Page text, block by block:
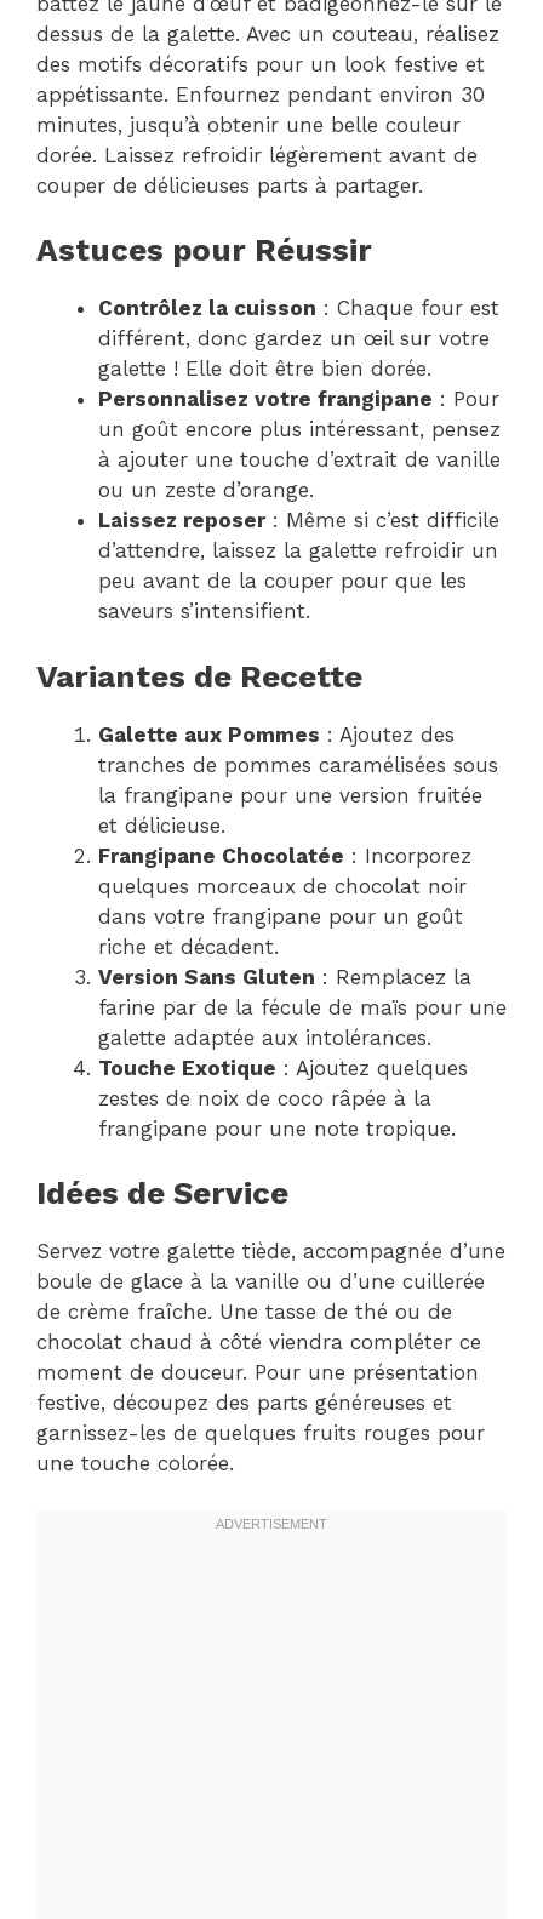
dessus de la galette. Avec un couteau, réalisez
des motifs décoratifs pour un look festive et
appétissante. Enfournez pendant environ 30
minutes, jusqu’à obtenir une belle couleur
dorée. Laissez refroidir légèrement avant de
couper de délicieuses parts à partager.
Astuces pour Réussir
Contrôlez la cuisson : Chaque four est
différent, donc gardez un œil sur votre
galette ! Elle doit être bien dorée.
Personnalisez votre frangipane : Pour
un goût encore plus intéressant, pensez
à ajouter une touche d’extrait de vanille
ou un zeste d’orange.
Laissez reposer: Même si c’est difficile
d’attendre, laissez la galette refroidir un
peu avant de la couper pour que les
saveurs s’intensifient.
Variantes de Recette
Galette aux Pommes : Ajoutez des
tranches de pommes caramélisées sous
la frangipane pour une version fruitée
et délicieuse.
Frangipane Chocolatée : Incorporez
quelques morceaux de chocolat noir
dans votre frangipane pour un goût
riche et décadent.
Version Sans Gluten : Remplacez la
farine par de la fécule de maïs pour une
galette adaptée aux intolérances.
Touche Exotique : Ajoutez quelques
zestes de noix de coco râpée à la
frangipane pour une note tropique.
Idées de Service
Servez votre galette tiède, accompagnée d’une
boule de glace à la vanille ou d’une cuillerée
de crème fraîche. Une tasse de thé ou de
chocolat chaud à côté viendra compléter ce
moment de douceur. Pour une présentation
festive, découpez des parts généreuses et
garnissez-les de quelques fruits rouges pour
une touche colorée.